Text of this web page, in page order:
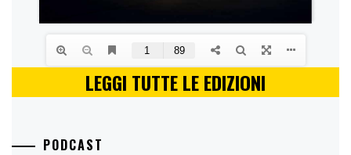
LEGGI TUTTE LE EDIZIONI
PODCAST